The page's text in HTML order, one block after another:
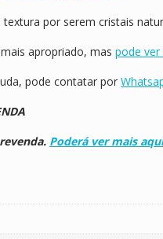
por serem cristais
apropriado, mas pode
pode contatar por
Poderá ver mais aqui